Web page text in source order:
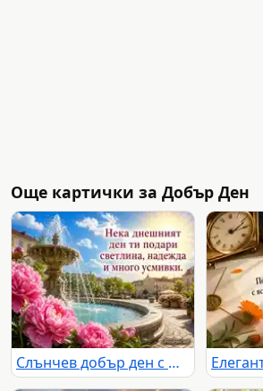
Още картички за Добър Ден
Слънчев добър ден с фонтан, розови божури и пожелание за светлина